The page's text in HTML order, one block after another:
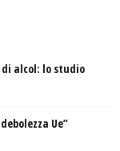
alcol: lo studio
Ue”